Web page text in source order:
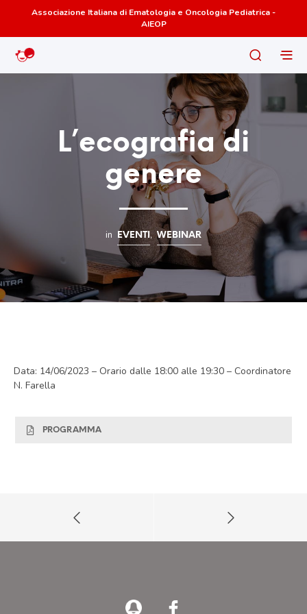
Associazione Italiana di Ematologia e Oncologia Pediatrica -
AIEOP
L’ecografia di
genere
in EVENTI, WEBINAR
Data: 14/06/2023 – Orario dalle 18:00 alle 19:30 – Coordinatore
N. Farella
PROGRAMMA